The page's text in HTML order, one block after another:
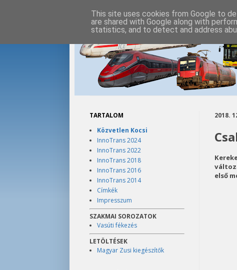
2018.
első
TARTALOM
Közvetlen Kocsi
InnoTrans 2024
InnoTrans 2022
InnoTrans 2018
InnoTrans 2016
InnoTrans 2014
Címkék
Impresszum
SZAKMAI SOROZATOK
Vasúti fékezés
LETÖLTÉSEK
Magyar Zusi kiegészítők
This site uses cookies from Google to
are shared with Google along with
statistics, and to detect and address